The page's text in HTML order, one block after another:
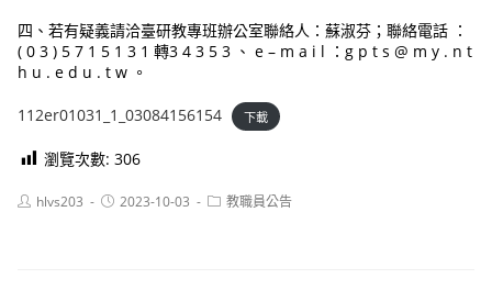
四、若有疑義請洽臺研教專班辦公室聯絡人：蘇淑芬；聯絡電話 ：
( 0 3 ) 5 7 1 5 1 3 1 轉3 4 3 5 3 、 e – m a i l ：g p t s @ m y . n t
h u . e d u . t w 。
112er01031_1_03084156154 下載
瀏覽次數: 306
Posthlvs203
Post2023-10-03
Post教職員公告